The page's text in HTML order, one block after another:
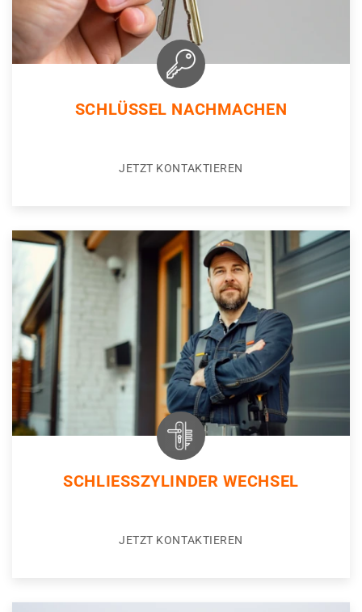
SCHLÜSSEL NACHMACHEN
JETZT KONTAKTIEREN
SCHLIESSZYLINDER WECHSEL
JETZT KONTAKTIEREN